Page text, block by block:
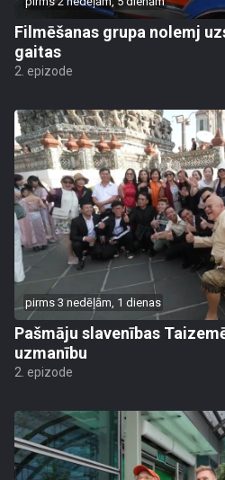
Filmēšanas grupa nolemj
gaitas
2. epizode
pirms 3 nedēļām, 1 dienas
Pašmāju slavenības
uzmanību
2. epizode